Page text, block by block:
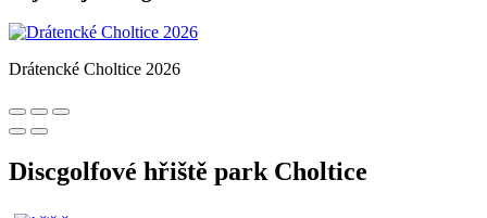
Drátencké Choltice 2026
Discgolfové hřiště park Choltice